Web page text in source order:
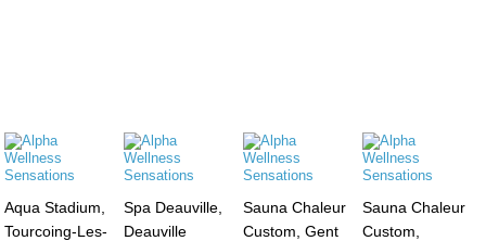
Aqua Stadium,
Tourcoing-Les-
Spa Deauville,
Deauville
Sauna Chaleur
Custom, Gent
Sauna Chaleur
Custom,